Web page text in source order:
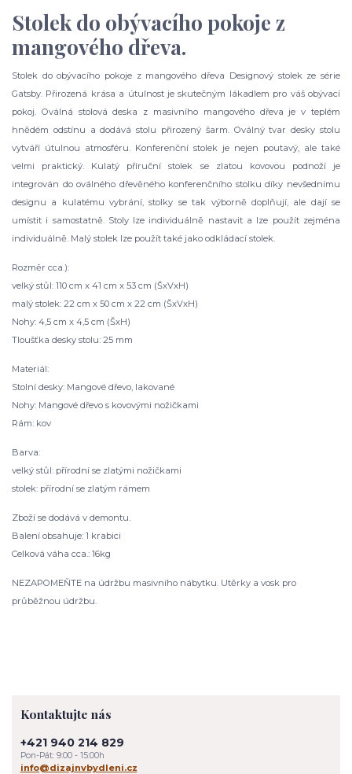
Stolek do obývacího pokoje z
mangového dřeva.
Stolek do obývacího pokoje z mangového dřeva Designový stolek ze série
Gatsby. Přirozená krása a útulnost je skutečným lákadlem pro váš obývací
pokoj. Oválná stolová deska z masivního mangového dřeva je v teplém
hnědém odstínu a dodává stolu přirozený šarm. Oválný tvar desky stolu
vytváří útulnou atmosféru. Konferenční stolek je nejen poutavý, ale také
velmi praktický. Kulatý příruční stolek se zlatou kovovou podnoží je
integrován do oválného dřevěného konferenčního stolku díky nevšednímu
designu a kulatému vybrání, stolky se tak výborně doplňují, ale dají se
umístit i samostatně. Stoly lze individuálně nastavit a lze použít zejména
individuálně. Malý stolek lze použít také jako odkládací stolek.
Rozměr cca.):
velký stůl: 110 cm x 41 cm x 53 cm (ŠxVxH)
malý stolek: 22 cm x 50 cm x 22 cm (ŠxVxH)
Nohy: 4,5 cm x 4,5 cm (ŠxH)
Tloušťka desky stolu: 25 mm
Materiál:
Stolní desky: Mangové dřevo, lakované
Nohy: Mangové dřevo s kovovými nožičkami
Rám: kov
Barva:
velký stůl: přírodní se zlatými nožičkami
stolek: přírodní se zlatým rámem
Zboží se dodává v demontu.
Balení obsahuje: 1 krabici
Celková váha cca.: 16kg
NEZAPOMEŇTE na údržbu masivního nábytku. Utěrky a vosk pro
průběžnou údržbu.
Kontaktujte nás
+421 940 214 829
Pon-Pát: 9:00 - 15:00h
info@dizajnvbydleni.cz